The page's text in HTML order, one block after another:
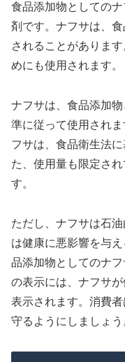
食品添加物としての
剤です。ナフサは、
されることがありま
めにも使用されます。
ナフサは、食品添加
準に従って使用され
フサは、食品衛生法
た、使用量も限定さ
す。
ただし、ナフサは石
は健康に悪影響を与
品添加物としてのナ
の表示には、ナフサ
表示されます。消費
守るようにしましょう